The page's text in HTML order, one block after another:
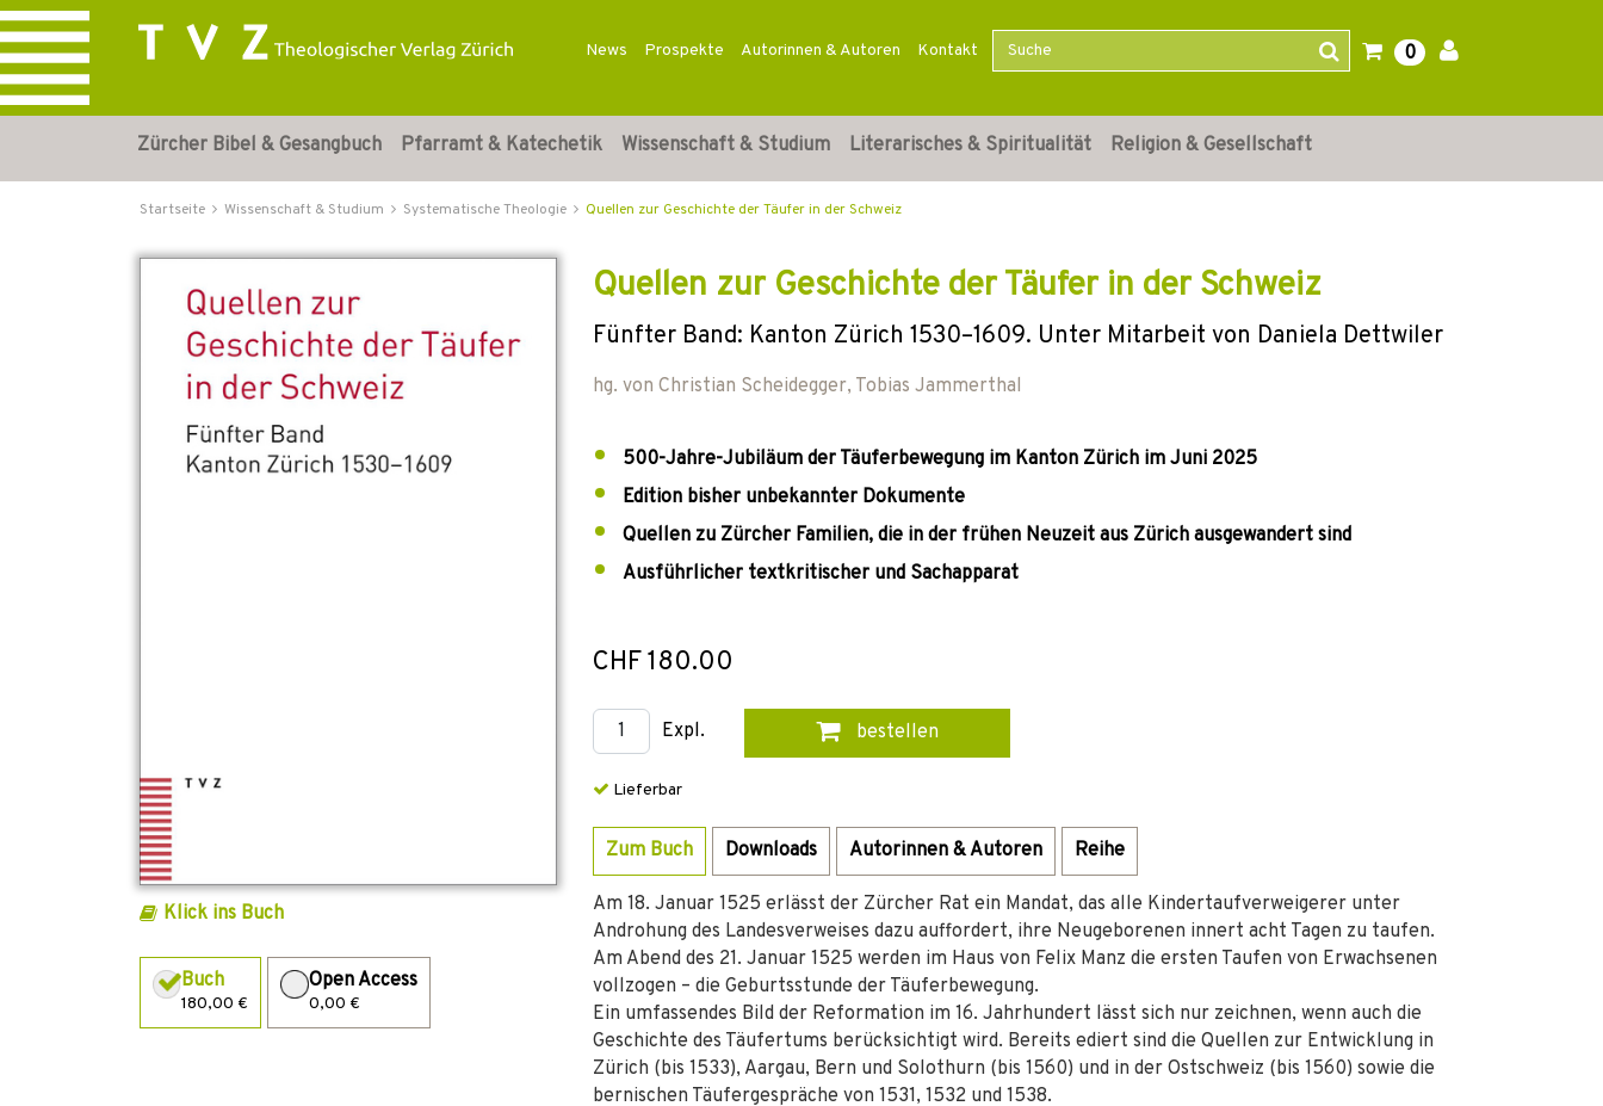
News Prospekte Autorinnen & Autoren Kontakt 0
Zürcher Bibel & Gesangbuch Pfarramt & Katechetik Wissenschaft & Studium Literarisches & Spiritualität Religion & Gesellschaft
Startseite Wissenschaft & Studium Systematische Theologie Quellen zur Geschichte der Täufer in der Schweiz
Klick ins Buch
Buch
180,00 €
Open Access
0,00 €
Quellen zur Geschichte der Täufer in der Schweiz
Fünfter Band: Kanton Zürich 1530–1609. Unter Mitarbeit von Daniela Dettwiler
hg. von Christian Scheidegger, Tobias Jammerthal
500-Jahre-Jubiläum der Täuferbewegung im Kanton Zürich im Juni 2025
Edition bisher unbekannter Dokumente
Quellen zu Zürcher Familien, die in der frühen Neuzeit aus Zürich ausgewandert sind
Ausführlicher textkritischer und Sachapparat
CHF 180.00
Expl. bestellen
Lieferbar
Zum Buch Downloads Autorinnen & Autoren Reihe
Am 18. Januar 1525 erlässt der Zürcher Rat ein Mandat, das alle Kindertaufverweigerer unter
Androhung des Landesverweises dazu auffordert, ihre Neugeborenen innert acht Tagen zu taufen.
Am Abend des 21. Januar 1525 werden im Haus von Felix Manz die ersten Taufen von Erwachsenen
vollzogen – die Geburtsstunde der Täuferbewegung.
Ein umfassendes Bild der Reformation im 16. Jahrhundert lässt sich nur zeichnen, wenn auch die
Geschichte des Täufertums berücksichtigt wird. Bereits ediert sind die Quellen zur Entwicklung in
Zürich (bis 1533), Aargau, Bern und Solothurn (bis 1560) und in der Ostschweiz (bis 1560) sowie die
bernischen Täufergespräche von 1531, 1532 und 1538.